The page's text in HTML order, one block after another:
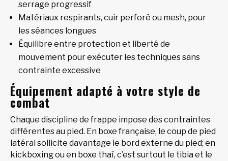
serrage progressif
Matériaux respirants, cuir perforé ou mesh, pour
les séances longues
Équilibre entre protection et liberté de
mouvement pour exécuter les techniques sans
contrainte excessive
Équipement adapté à votre style de
combat
Chaque discipline de frappe impose des contraintes
différentes au pied. En boxe française, le coup de pied
latéral sollicite davantage le bord externe du pied; en
kickboxing ou en boxe thaï, c’est surtout le tibia et le